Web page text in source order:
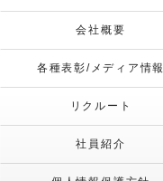
会社概要
各種表彰/メディア情報
リクルート
社員紹介